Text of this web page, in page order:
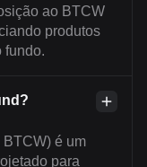
ao BTCW
produtos
fundo.
é um
para